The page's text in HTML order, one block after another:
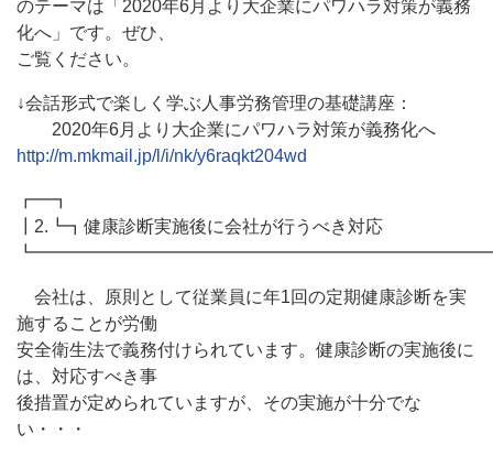
のテーマは「2020年6月より大企業にパワハラ対策が義務
化へ」です。ぜひ、
ご覧ください。
↓会話形式で楽しく学ぶ人事労務管理の基礎講座：
2020年6月より大企業にパワハラ対策が義務化へ
http://m.mkmail.jp/l/i/nk/y6raqkt204wd
┏━┓
┃2.┗┓健康診断実施後に会社が行うべき対応
会社は、原則として従業員に年1回の定期健康診断を実
施することが労働
安全衛生法で義務付けられています。健康診断の実施後に
は、対応すべき事
後措置が定められていますが、その実施が十分でな
い・・・